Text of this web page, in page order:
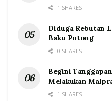
1 SHARES
Diduga Rebutan
Baku Potong
0 SHARES
Begini
Melakukan
1 SHARES